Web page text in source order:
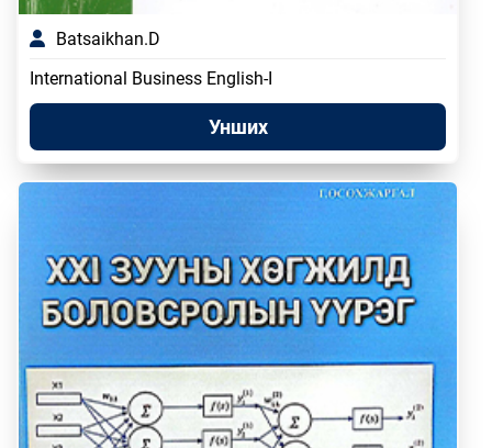
Batsaikhan.D
International Business English-I
Унших